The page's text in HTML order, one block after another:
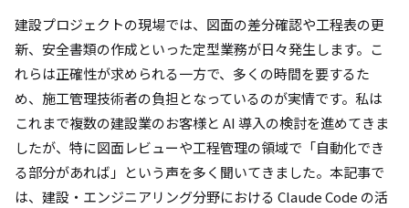
建設プロジェクトの現場では、図面の差分確認や工程表の更
新、安全書類の作成といった定型業務が日々発生します。こ
れらは正確性が求められる一方で、多くの時間を要するた
め、施工管理技術者の負担となっているのが実情です。私は
これまで複数の建設業のお客様と AI 導入の検討を進めてきま
したが、特に図面レビューや工程管理の領域で「自動化でき
る部分があれば」という声を多く聞いてきました。本記事で
は、建設・エンジニアリング分野における Claude Code の活